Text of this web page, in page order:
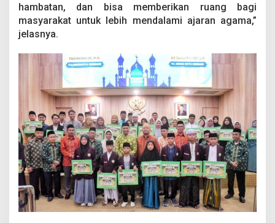
hambatan, dan bisa memberikan ruang bagi
masyarakat untuk lebih mendalami ajaran agama,”
jelasnya.